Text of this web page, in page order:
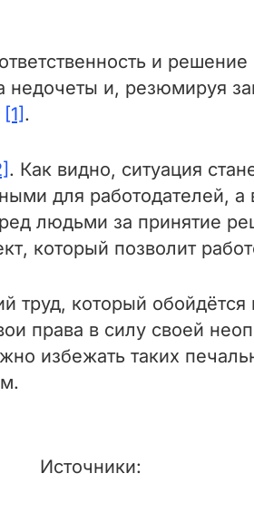
и
недочеты и, резюмируя
[1].
. Как видно, ситуация
для работодателей, а
людьми за принятие
который позволит
труд, который
права в силу своей
избежать таких
Источники: